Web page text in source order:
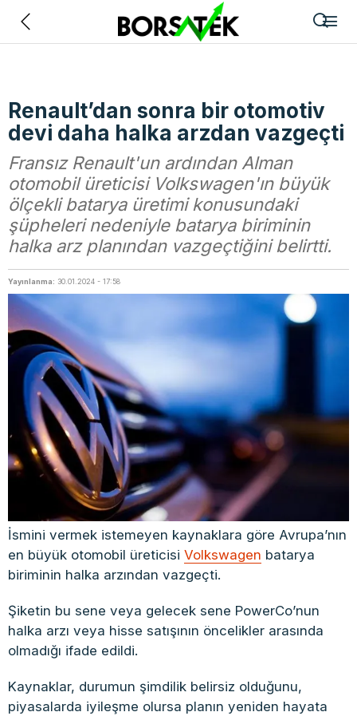
Renault’dan sonra bir otomotiv
devi daha halka arzdan vazgeçti
Fransız Renault'un ardından Alman
otomobil üreticisi Volkswagen'ın büyük
ölçekli batarya üretimi konusundaki
şüpheleri nedeniyle batarya biriminin
halka arz planından vazgeçtiğini belirtti.
Yayınlanma: 30.01.2024 - 17:58
İsmini vermek istemeyen kaynaklara göre Avrupa’nın
en büyük otomobil üreticisi Volkswagen batarya
biriminin halka arzından vazgeçti.
Şiketin bu sene veya gelecek sene PowerCo’nun
halka arzı veya hisse satışının öncelikler arasında
olmadığı ifade edildi.
Kaynaklar, durumun şimdilik belirsiz olduğunu,
piyasalarda iyileşme olursa planın yeniden hayata